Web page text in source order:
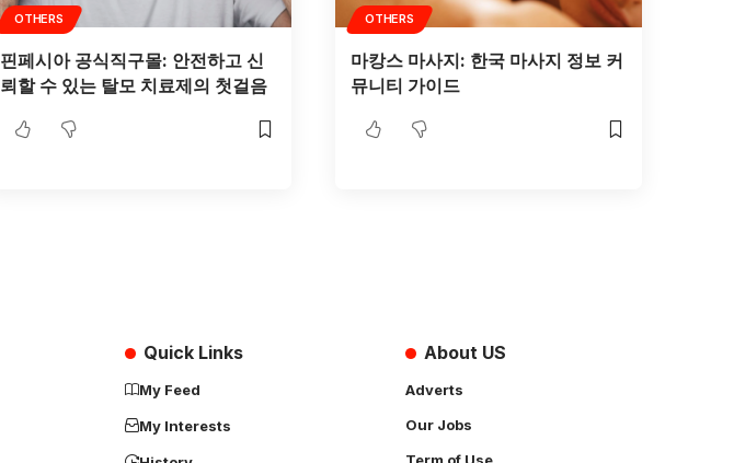
OTHERS
핀페시아 공식직구몰: 안전하고 신
뢰할 수 있는 탈모 치료제의 첫걸음
OTHERS
마캉스 마사지: 한국 마사지 정보 커
뮤니티 가이드
Quick Links
My Feed
My Interests
About US
Adverts
Our Jobs